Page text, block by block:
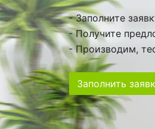
- Заполните
- Получите
- Производим,
Заполнить